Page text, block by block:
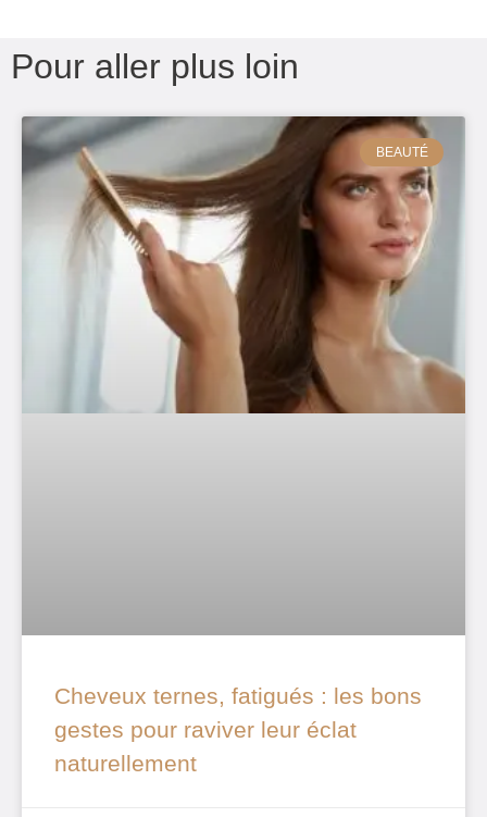
Pour aller plus loin
BEAUTÉ
Cheveux ternes, fatigués : les bons
gestes pour raviver leur éclat
naturellement